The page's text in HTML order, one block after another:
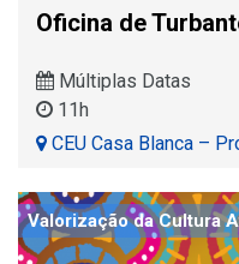
Oficina de
Múltiplas Datas
11h
CEU Casa Blanca –
Valorização da Cultura